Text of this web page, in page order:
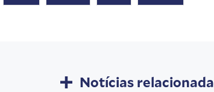
Notícias